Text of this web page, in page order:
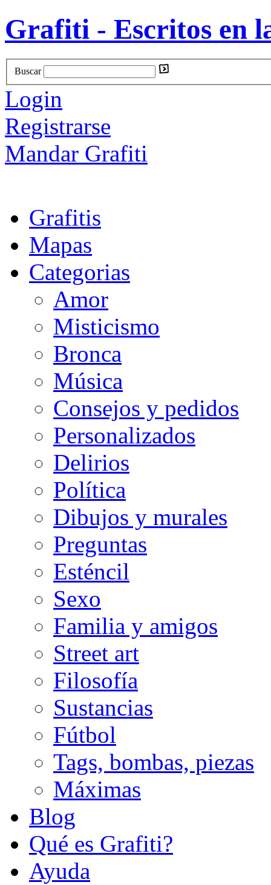
Grafiti - Escritos en
Buscar
Login
Registrarse
Mandar Grafiti
Grafitis
Mapas
Categorias
Amor
Misticismo
Bronca
Música
Consejos y pedidos
Personalizados
Delirios
Política
Dibujos y murales
Preguntas
Esténcil
Sexo
Familia y amigos
Street art
Filosofía
Sustancias
Fútbol
Tags, bombas, piezas
Máximas
Blog
Qué es Grafiti?
Ayuda